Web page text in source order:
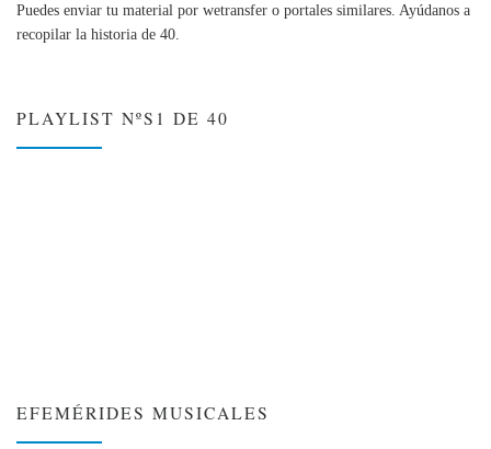
Puedes enviar tu material por wetransfer o portales similares. Ayúdanos a
recopilar la historia de 40.
PLAYLIST NºS1 DE 40
EFEMÉRIDES MUSICALES